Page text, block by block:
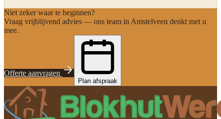
Niet zeker waar te beginnen?
Vraag vrijblijvend advies — ons team in Amstelveen denkt met u
mee.
Offerte aanvragen
Plan afspraak